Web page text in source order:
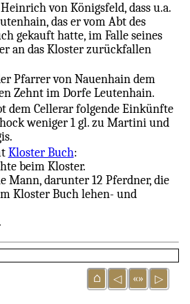
von Königsfeld, dass u.a.
das er vom Abt des
gekauft hatte, im Falle seines
an das Kloster zurückfallen
Pfarrer von Nauenhain dem
Zehnt im Dorfe Leutenhain.
dem Cellerar folgende Einkünfte
weniger 1 gl. zu Martini und
Kloster Buch:
beim Kloster.
Mann, darunter 12 Pferdner, die
Kloster Buch lehen- und
⌂ ◁ «» ▷